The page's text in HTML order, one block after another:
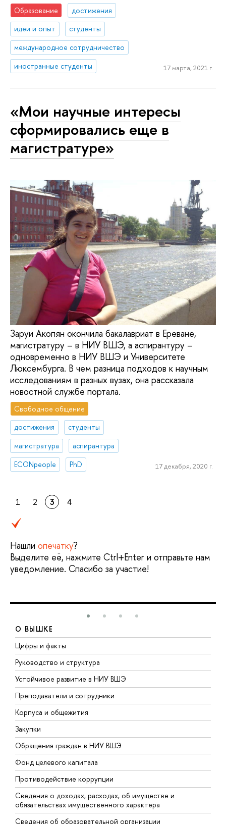
Образование
достижения
идеи и опыт
студенты
международное сотрудничество
иностранные студенты
17 марта, 2021 г.
«Мои научные интересы
сформировались еще в
магистратуре»
Заруи Акопян окончила бакалавриат в Ереване,
магистратуру – в НИУ ВШЭ, а аспирантуру –
одновременно в НИУ ВШЭ и Университете
Люксембурга. В чем разница подходов к научным
исследованиям в разных вузах, она рассказала
новостной службе портала.
Свободное общение
достижения
студенты
магистратура
аспирантура
ECONpeople
PhD 17 декабря, 2020 г.
1 2 3 4
Нашли опечатку?
Выделите её, нажмите Ctrl+Enter и отправьте нам
уведомление. Спасибо за участие!
О ВЫШКЕ
Цифры и факты
Руководство и структура
Устойчивое развитие в НИУ ВШЭ
Преподаватели и сотрудники
Корпуса и общежития
Закупки
Обращения граждан в НИУ ВШЭ
Фонд целевого капитала
Противодействие коррупции
Сведения о доходах, расходах, об имуществе и
обязательствах имущественного характера
Сведения об образовательной организации